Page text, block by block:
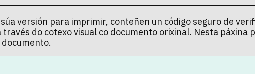
versión para imprimir, conteñen un código seguro de
do cotexo visual co documento orixinal. Nesta páxina
documento.